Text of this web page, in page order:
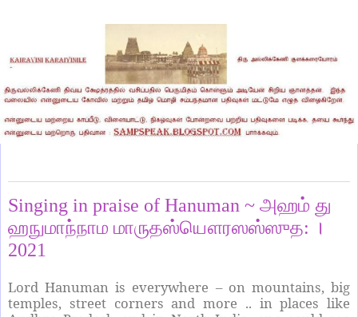
Singing in praise of Hanuman ~ அஹம் து
ஹநுமாந்நாம மாருதஸ்யௌரஸஸ்ஸுத: ।
2021
Lord Hanuman is everywhere – on mountains, big
temples, street corners and more .. in places like